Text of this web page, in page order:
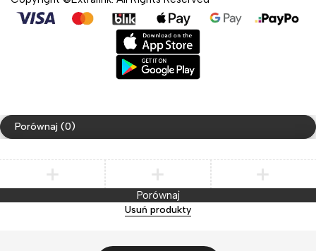
Porównaj (0)
Porównaj
Usuń produkty